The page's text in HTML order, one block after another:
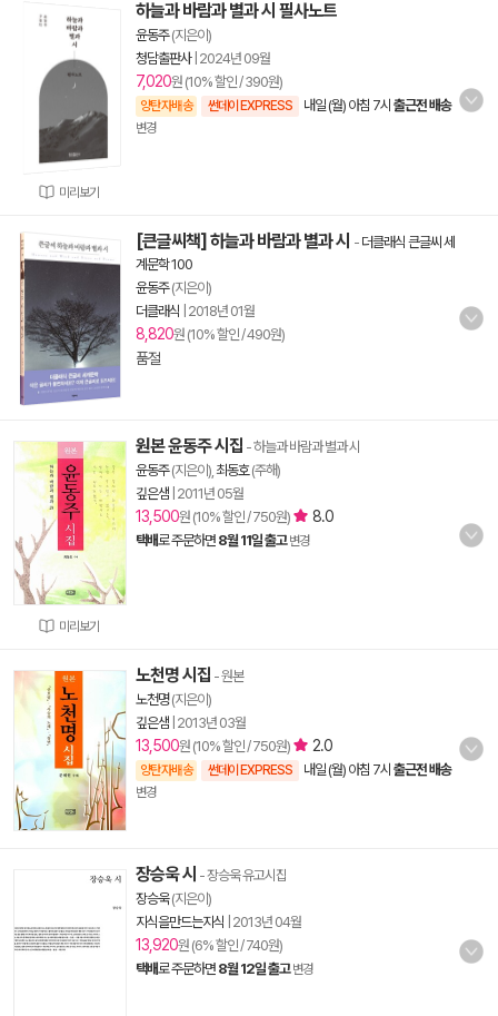
미리보기
하늘과 바람과 별과 시 필사노트
윤동주(지은이)
청담출판사| 2024년 09월
7,020원 (10% 할인 / 390원)
양탄자배송 썬데이 EXPRESS 내일 (월) 아침 7시 출근전 배송
변경
[큰글씨책] 하늘과 바람과 별과 시 - 더클래식 큰글씨 세
계문학 100
윤동주(지은이)
더클래식 2018년 01월
8,820원 (10% 할인 / 490원)
품절
미리보기
원본 윤동주 시집 - 하늘과 바람과 별과 시
윤동주(지은이), 최동호(주해)
깊은샘 2011년 05월
13,500원 (10% 할인 / 750원) 8.0
택배로 주문하면 8월 11일 출고 변경
노천명 시집 - 원본
노천명(지은이)
깊은샘 2013년 03월
13,500원 (10% 할인 / 750원) 2.0
양탄자배송 썬데이 EXPRESS 내일 (월) 아침 7시 출근전 배송
변경
장승욱 시 - 장승욱 유고시집
장승욱(지은이)
지식을만드는지식 2013년 04월
13,920원 (6% 할인 / 740원)
택배로 주문하면 8월 12일 출고 변경